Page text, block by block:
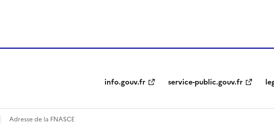
info.gouv.fr service-public.gouv.fr
Adresse de la FNASCE